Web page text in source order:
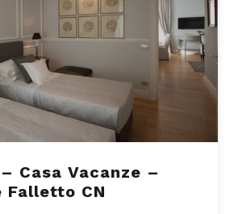
Casa Vacanze –
Falletto CN